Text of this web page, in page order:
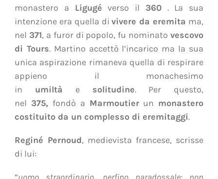
monastero a Ligugé verso il 360. La sua
intenzione era quella divivere da eremita ma,
nel 371, a furor di popolo, fu nominatovescovo
di Tours. Martino accettò l’incarico ma la sua
unica aspirazione rimaneva quella di respirare
appieno il monachesimo
in umiltà e solitudine. Per questo,
nel 375, fondò a Marmoutierun monastero
costituito da un complesso di eremitaggi.
Reginé Pernoud, medievista francese, scrisse
di lui: